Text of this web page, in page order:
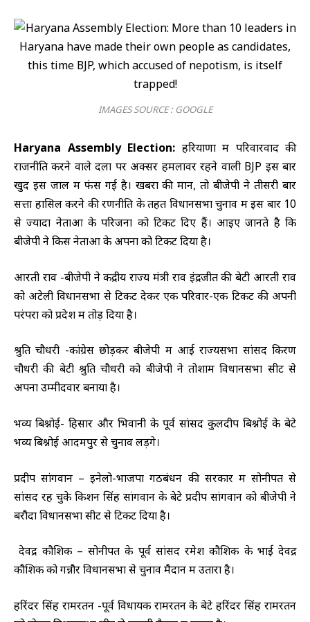
IMAGES SOURCE : GOOGLE
Haryana Assembly Election: हरियाणा में परिवारवाद की
राजनीति करने वाले दलों पर अक्सर हमलावर रहने वाली BJP इस बार
खुद इस जाल में फंस गई है। खबरों की मानें, तो बीजेपी ने तीसरी बार
सत्ता हासिल करने की रणनीति के तहत विधानसभा चुनाव में इस बार 10
से ज्यादा नेताओं के परिजनों को टिकट दिए हैं। आइए जानते है कि
बीजेपी ने किस नेताओं के अपनों को टिकट दिया है।
आरती राव -बीजेपी ने केंद्रीय राज्य मंत्री राव इंद्रजीत की बेटी आरती राव
को अटेली विधानसभा से टिकट देकर एक परिवार-एक टिकट की अपनी
परंपरा को प्रदेश में तोड़ दिया है।
श्रुति चौधरी -कांग्रेस छोड़कर बीजेपी में आई राज्यसभा सांसद किरण
चौधरी की बेटी श्रुति चौधरी को बीजेपी ने तोशाम विधानसभा सीट से
अपना उम्मीदवार बनाया है।
भव्य बिश्नोई- हिसार और भिवानी के पूर्व सांसद कुलदीप बिश्नोई के बेटे
भव्य बिश्नोई आदमपुर से चुनाव लड़ेंगे।
प्रदीप सांगवान – इनेलो-भाजपा गठबंधन की सरकार में सोनीपत से
सांसद रह चुके किशन सिंह सांगवान के बेटे प्रदीप सांगवान को बीजेपी ने
बरौदा विधानसभा सीट से टिकट दिया है।
देवेंद्र कौशिक – सोनीपत के पूर्व सांसद रमेश कौशिक के भाई देवेंद्र
कौशिक को गन्नौर विधानसभा से चुनाव मैदान में उतारा है।
हरिंदर सिंह रामरतन -पूर्व विधायक रामरतन के बेटे हरिंदर सिंह रामरतन